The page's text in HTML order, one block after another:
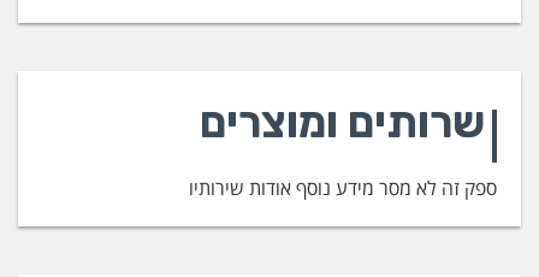
שרותים ומוצרים
ספק זה לא מסר מידע נוסף אודות שירותיו